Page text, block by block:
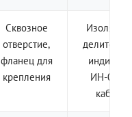
Сквозное
отверстие,
фланец для
крепления
Изолятор
ИН-001 +
кабель